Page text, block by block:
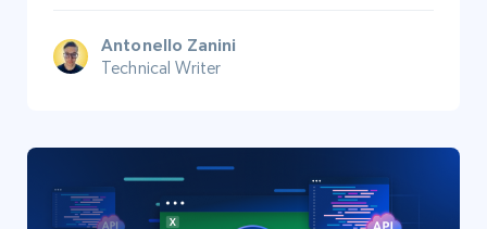
Antonello Zanini
Technical Writer